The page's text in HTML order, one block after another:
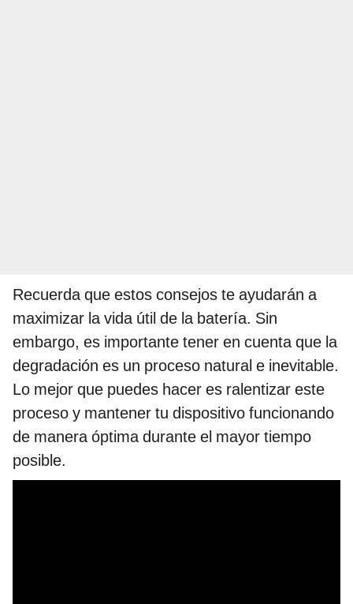
Recuerda que estos consejos te ayudarán a
maximizar la vida útil de la batería. Sin
embargo, es importante tener en cuenta que la
degradación es un proceso natural e inevitable.
Lo mejor que puedes hacer es ralentizar este
proceso y mantener tu dispositivo funcionando
de manera óptima durante el mayor tiempo
posible.